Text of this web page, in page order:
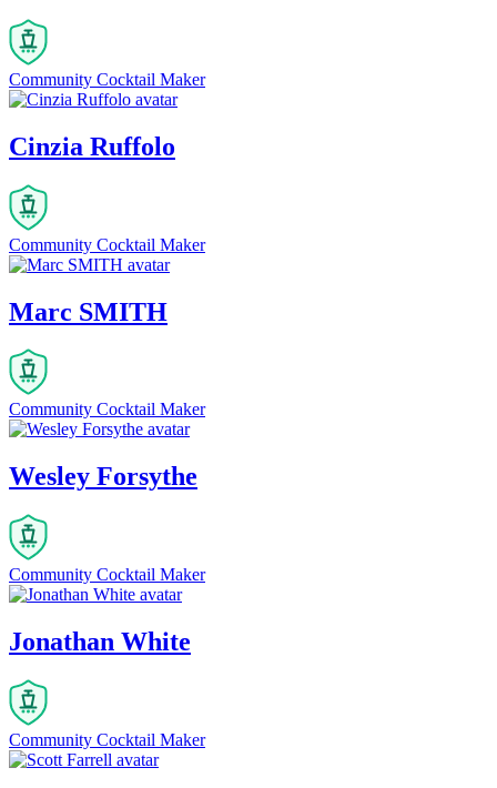
Community Cocktail Maker
Cinzia Ruffolo
Community Cocktail Maker
Marc SMITH
Community Cocktail Maker
Wesley Forsythe
Community Cocktail Maker
Jonathan White
Community Cocktail Maker